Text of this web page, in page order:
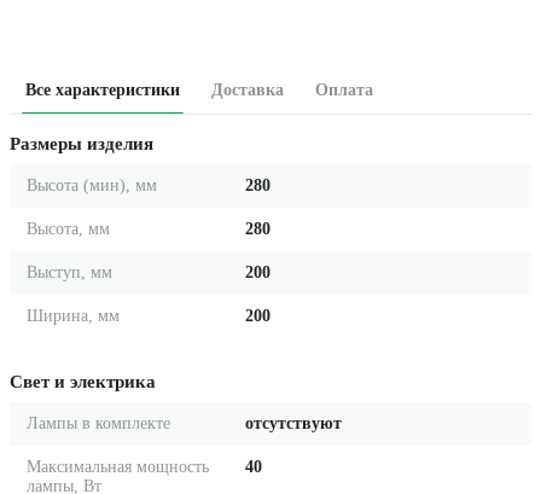
Все характеристики Доставка Оплата
Размеры изделия
Высота (мин), мм 280
Высота, мм 280
Выступ, мм 200
Ширина, мм 200
Свет и электрика
Лампы в комплекте отсутствуют
Максимальная мощность
лампы, Вт
40